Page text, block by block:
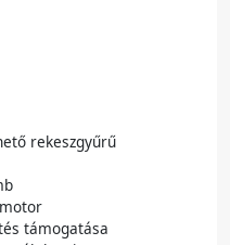
rekeszgyűrű
támogatása